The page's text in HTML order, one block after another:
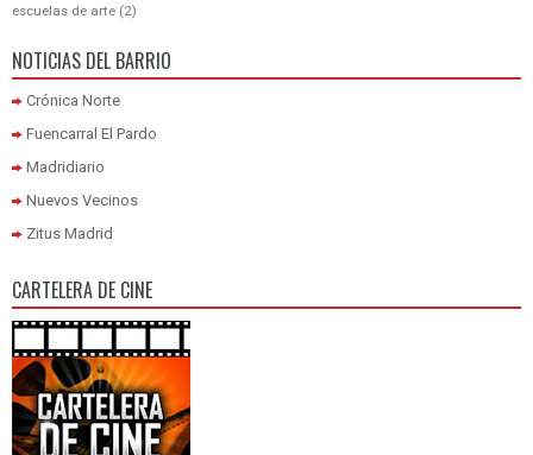
escuelas de arte (2)
NOTICIAS DEL BARRIO
Crónica Norte
Fuencarral El Pardo
Madridiario
Nuevos Vecinos
Zitus Madrid
CARTELERA DE CINE